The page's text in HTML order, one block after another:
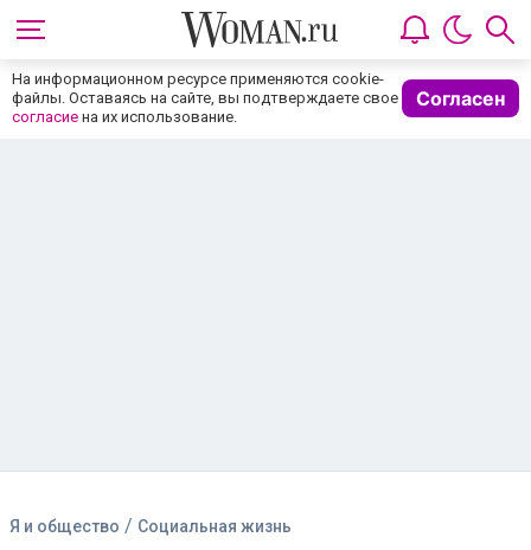
На информационном ресурсе применяются cookie-
файлы. Оставаясь на сайте, вы подтверждаете свое
согласие на их использование.
Согласен
Я и общество / Социальная жизнь